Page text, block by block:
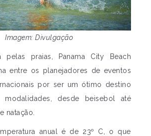
Imagem: Divulgação
pelas praias, Panama City Beach
entre os planejadores de eventos
por ser um ótimo destino
modalidades, desde beisebol até
natação.
anual é de 23º C, o que